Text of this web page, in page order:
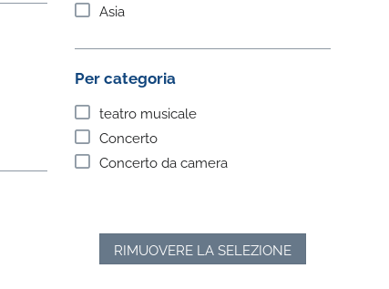
Asia
Per categoria
teatro musicale
Concerto
Concerto da camera
RIMUOVERE LA SELEZIONE